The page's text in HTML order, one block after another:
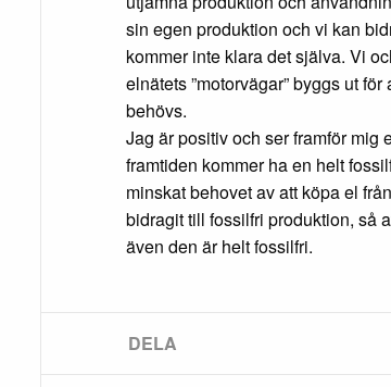
sin egen produktion och vi kan
kommer inte klara det själva. Vi
elnätets ”motorvägar” byggs ut
behövs.
Jag är positiv och ser framför mig
framtiden kommer ha en helt
minskat behovet av att köpa el
bidragit till fossilfri produktion, så
även den är helt fossilfri.